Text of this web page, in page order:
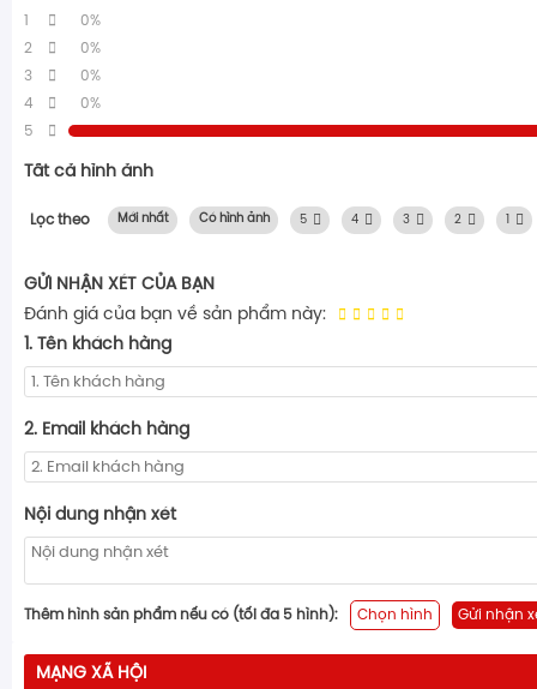
1
0%
2
0%
3
0%
4
0%
5
Tất cả hình ảnh
Lọc theo Mới nhất Có hình ảnh 5 4 3 2
GỬI NHẬN XÉT CỦA BẠN
Đánh giá của bạn về sản phẩm này:
1. Tên khách hàng
2. Email khách hàng
Nội dung nhận xét
Thêm hình sản phẩm nếu có (tối đa 5 hình): Chọn hình Gửi nhận
MẠNG XÃ HỘI